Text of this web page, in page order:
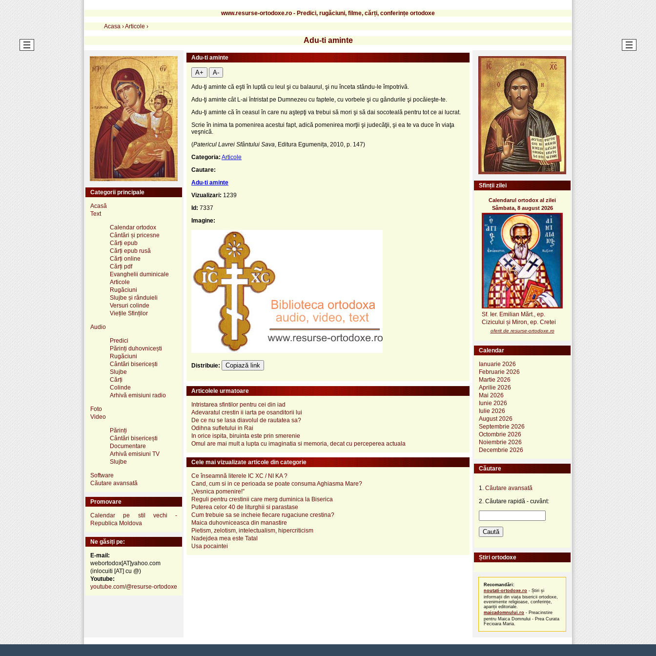
www.resurse-ortodoxe.ro - Predici, rugăciuni, filme, cărți, conferințe ortodoxe
Acasa ›Articole ›
Adu-ti aminte
Adu-ti aminte
A+ A-
Adu-ţi aminte că eşti în luptă cu leul şi cu balaurul, şi nu înceta stându-le împotrivă.
Adu-ţi aminte cât L-ai întristat pe Dumnezeu cu faptele, cu vorbele şi cu gândurile şi pocăieşte-te.
Adu-ţi aminte că în ceasul în care nu aştepţi va trebui să mori şi să dai socoteală pentru tot ce ai lucrat.
Scrie în inima ta pomenirea acestui fapt, adică pomenirea morţii şi judecăţii, şi ea te va duce în viaţa
veşnică.
(Patericul Lavrei Sfântului Sava , Editura Egumenița, 2010, p. 147)
Categoria: Articole
Cautare:
Adu-ti aminte
Vizualizari: 1239
Id: 7337
Imagine:
Distribuie: Copiază link
Articolele urmatoare
Intristarea sfintilor pentru cei din iad
Adevaratul crestin ii iarta pe osanditorii lui
De ce nu se lasa diavolul de rautatea sa?
Odihna sufletului in Rai
In orice ispita, biruinta este prin smerenie
Omul are mai mult a lupta cu imaginatia si memoria, decat cu perceperea actuala
Cele mai vizualizate articole din categorie
Ce înseamnă literele IC XC / NI KA ?
Cand, cum si in ce perioada se poate consuma Aghiasma Mare?
„Vesnica pomenire!”
Reguli pentru crestinii care merg duminica la Biserica
Puterea celor 40 de liturghii si parastase
Cum trebuie sa se incheie fiecare rugaciune crestina?
Maica duhovniceasca din manastire
Pietism, zelotism, intelectualism, hipercriticism
Nadejdea mea este Tatal
Usa pocaintei
Categorii principale
Acasă
Text
Calendar ortodox
Cântări și pricesne
Cărți epub
Cărți epub rusă
Cărți online
Cărți pdf
Evanghelii duminicale
Articole
Rugăciuni
Slujbe și rânduieli
Versuri colinde
Viețile Sfinților
Audio
Predici
Părinți duhovnicești
Rugăciuni
Cântări bisericești
Slujbe
Cărți
Colinde
Arhivă emisiuni radio
Foto
Video
Părinți
Cântări bisericești
Documentare
Arhivă emisiuni TV
Slujbe
Software
Căutare avansată
Promovare
Calendar pe stil vechi -
Republica Moldova
Ne găsiți pe:
E-mail:
webortodox[AT]yahoo.com
(inlocuiti [AT] cu @)
Youtube:
youtube.com/@resurse-ortodoxe
Sfinții zilei
Calendarul ortodox al zilei
Sâmbata, 8 august 2026
Sf. Ier. Emilian Mărt., ep.
Cizicului și Miron, ep. Cretei
oferit de resurse-ortodoxe.ro
Calendar
Ianuarie 2026
Februarie 2026
Martie 2026
Aprilie 2026
Mai 2026
Iunie 2026
Iulie 2026
August 2026
Septembrie 2026
Octombrie 2026
Noiembrie 2026
Decembrie 2026
Căutare
1. Căutare avansată
2. Căutare rapidă - cuvânt:
Știri ortodoxe
Recomandări:
noutati-ortodoxe.ro - Știri și
informații din viața bisericii ortodoxe,
evenimente religioase, conferințe,
apariții editoriale.
maicadomnului.ro - Preacinstire
pentru Maica Domnului - Prea Curata
Fecioara Maria.